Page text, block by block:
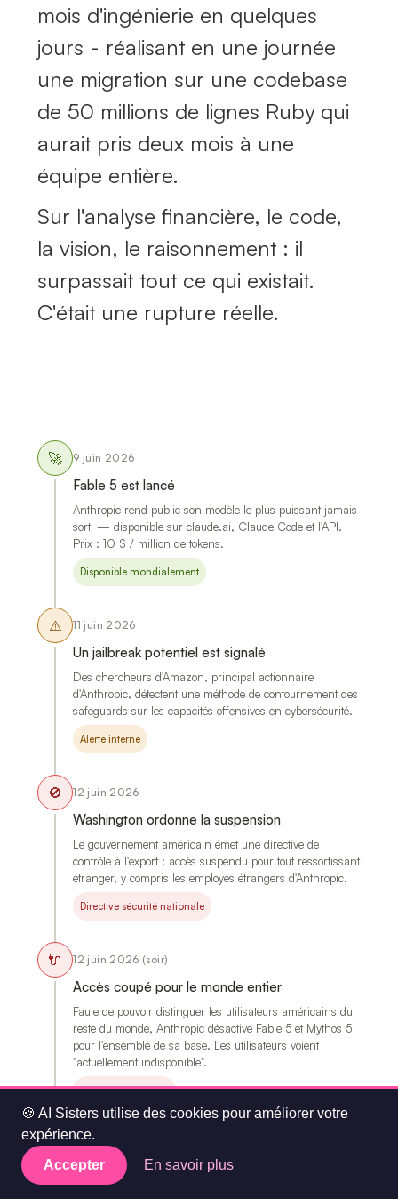
mois d'ingénierie en quelques
jours - réalisant en une journée
une migration sur une codebase
de 50 millions de lignes Ruby qui
aurait pris deux mois à une
équipe entière.
Sur l'analyse financière, le code,
la vision, le raisonnement : il
surpassait tout ce qui existait.
C'était une rupture réelle.
🚀 9 juin 2026
Fable 5 est lancé
Anthropic rend public son modèle le plus puissant jamais
sorti — disponible sur claude.ai, Claude Code et l'API.
Prix : 10 $ / million de tokens.
Disponible mondialement
⚠️ 11 juin 2026
Un jailbreak potentiel est signalé
Des chercheurs d'Amazon, principal actionnaire
d'Anthropic, détectent une méthode de contournement des
safeguards sur les capacités offensives en cybersécurité.
Alerte interne
🚫 12 juin 2026
Washington ordonne la suspension
Le gouvernement américain émet une directive de
contrôle à l'export : accès suspendu pour tout ressortissant
étranger, y compris les employés étrangers d'Anthropic.
Directive sécurité nationale
🔌 12 juin 2026 (soir)
Accès coupé pour le monde entier
Faute de pouvoir distinguer les utilisateurs américains du
reste du monde, Anthropic désactive Fable 5 et Mythos 5
pour l'ensemble de sa base. Les utilisateurs voient
"actuellement indisponible".
Coupure mondiale
💬 15 juin 2026
Anthropic conteste publiquement
🍪 AI Sisters utilise des cookies pour améliorer votre
expérience.
Accepter
En savoir plus